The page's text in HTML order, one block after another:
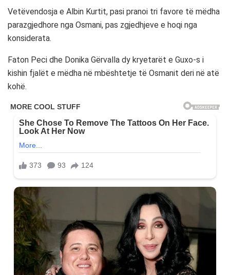
Vetëvendosja e Albin Kurtit, pasi pranoi tri favore të mëdha
parazgjedhore nga Osmani, pas zgjedhjeve e hoqi nga
konsiderata.
Faton Peci dhe Donika Gërvalla dy kryetarët e Guxo-s i
kishin fjalët e mëdha në mbështetje të Osmanit deri në atë
kohë.